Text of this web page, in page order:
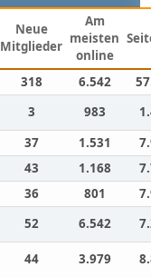
Neue
Mitglieder
Am
meisten
online
318 6.542
3 983
37 1.531
43 1.168
36 801
52 6.542
44 3.979